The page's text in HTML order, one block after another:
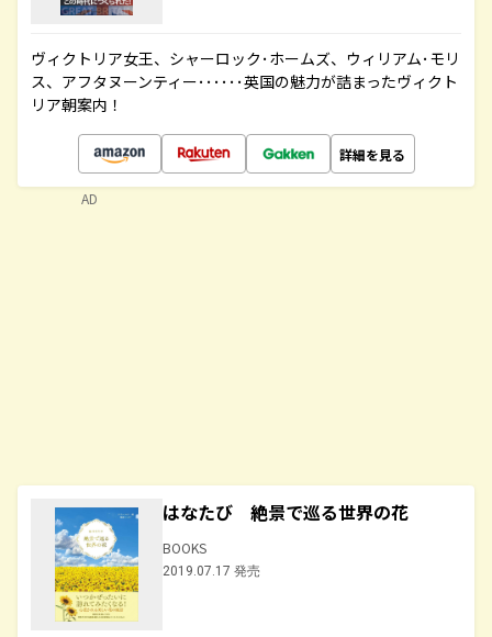
ヴィクトリア女王、シャーロック･ホームズ、ウィリアム･モリ
ス、アフタヌーンティー･･････英国の魅力が詰まったヴィクト
リア朝案内！
詳細を見る
はなたび 絶景で巡る世界の花
BOOKS
2019.07.17 発売
AD